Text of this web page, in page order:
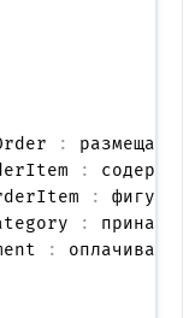
:
размещает
:
:
:
: